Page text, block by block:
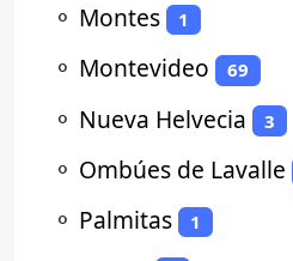
⚬ Montes 1
⚬ Montevideo 69
⚬ Nueva Helvecia 3
⚬ Ombúes de Lavalle
⚬ Palmitas 1